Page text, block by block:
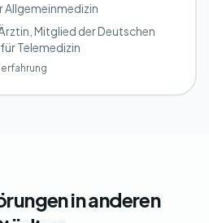
Allgemeinmedizin
Mitglied der Deutschen
Telemedizin
in anderen